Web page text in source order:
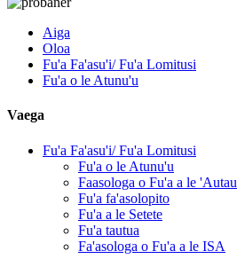
Aiga
Oloa
Fu'a Fa'asu'i/ Fu'a Lomitusi
Fu'a o le Atunu'u
Vaega
Fu'a Fa'asu'i/ Fu'a Lomitusi
Fu'a o le Atunu'u
Faasologa o Fu'a a le 'Autau
Fu'a fa'asolopito
Fu'a a le Setete
Fu'a tautua
Fa'asologa o Fu'a a le ISA